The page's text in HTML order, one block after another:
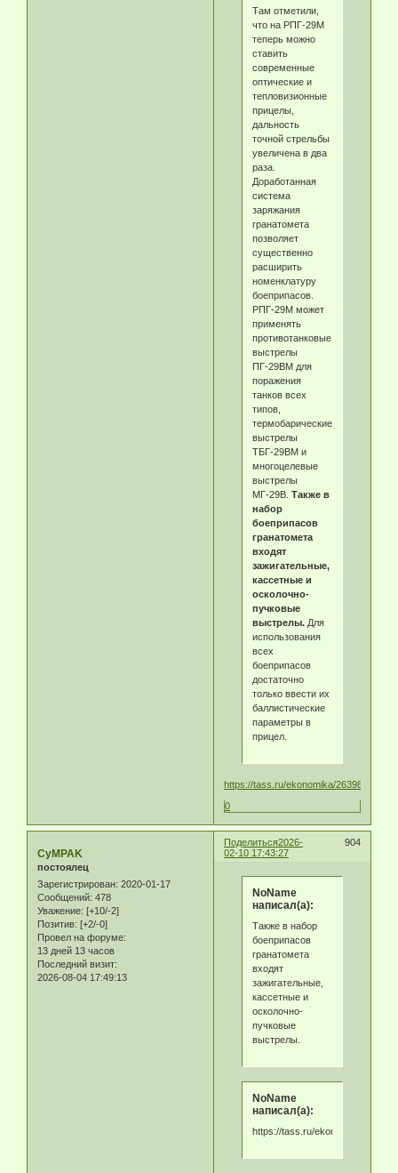
Там отметили,
что на РПГ-29М
теперь можно
ставить
современные
оптические и
тепловизионные
прицелы,
дальность
точной стрельбы
увеличена в два
раза.
Доработанная
система
заряжания
гранатомета
позволяет
существенно
расширить
номенклатуру
боеприпасов.
РПГ-29М может
применять
противотанковые
выстрелы
ПГ-29ВМ для
поражения
танков всех
типов,
термобарические
выстрелы
ТБГ-29ВМ и
многоцелевые
выстрелы
МГ-29В. Также в
набор
боеприпасов
гранатомета
входят
зажигательные,
кассетные и
осколочно-
пучковые
выстрелы.Для
использования
всех
боеприпасов
достаточно
только ввести их
баллистические
параметры в
прицел.
https://tass.ru/ekonomika/26398491
0
Поделиться 904
2026-
02-10 17:43:27
CyMPAK
постоялец
Зарегистрирован: 2020-01-17
Сообщений: 478
Уважение: [+10/-2]
Позитив: [+2/-0]
Провел на форуме:
13 дней 13 часов
Последний визит:
2026-08-04 17:49:13
NoName
написал(а):
Также в набор
боеприпасов
гранатомета
входят
зажигательные,
кассетные и
осколочно-
пучковые
выстрелы.
NoName
написал(а):
https://tass.ru/ekonomika/